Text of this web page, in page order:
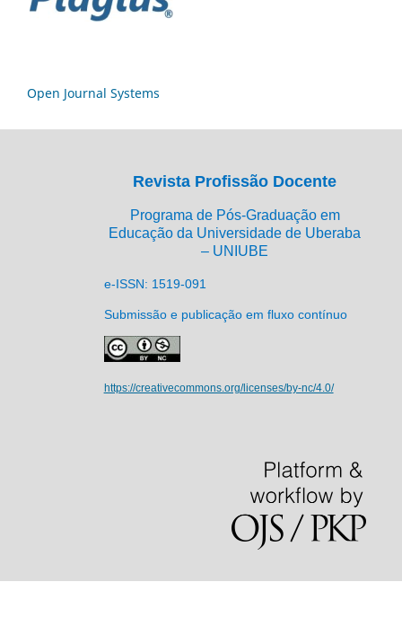
Open Journal Systems
Revista Profissão Docente
Programa de Pós-Graduação em
Educação da Universidade de Uberaba
– UNIUBE
e-ISSN: 1519-091
Submissão e publicação em fluxo contínuo
https://creativecommons.org/licenses/by-nc/4.0/